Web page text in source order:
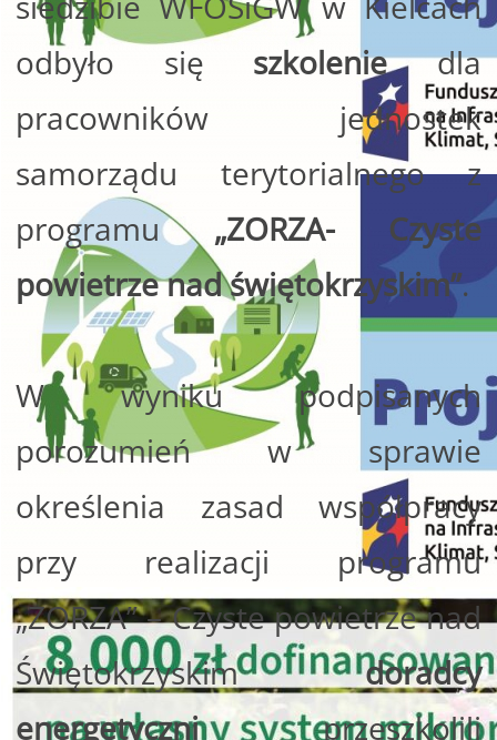
odbyło się szkoleniedla
pracowników jednostek
samorządu terytorialnego z
programu „ZORZA- Czyste
powietrze nad świętokrzyskim”.
W wyniku podpisanych
porozumień w sprawie
określenia zasad współpracy
przy realizacji programu
„ZORZA” – Czyste powietrze nad
Świętokrzyskimdoradcy
energetyczniprzeszkolili